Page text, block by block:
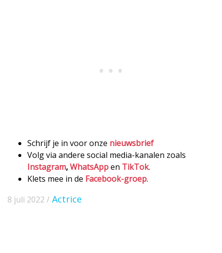
Schrijf je in voor onze nieuwsbrief
Volg via andere social media-kanalen zoals
Instagram,WhatsAppen TikTok.
Klets mee in de Facebook-groep.
8 juli 2022 / Actrice